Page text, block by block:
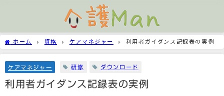
ホーム 資格 ケアマネジャー 利用者ガイダンス記録表の実例
ケアマネジャー 研修 ダウンロード
利用者ガイダンス記録表の実例